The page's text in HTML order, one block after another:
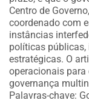
Centro de
coordenado com
instâncias
políticas
estratégicas. O
operacionais para
governança
Palavras-chave: